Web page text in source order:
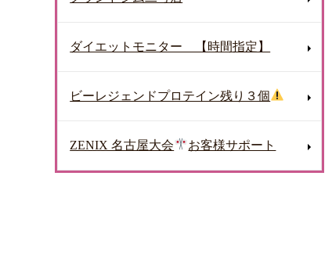
ダイエットモニター 【時間指定】
ビーレジェンドプロテイン残り３個
ZENIX 名古屋大会 お客様サポート